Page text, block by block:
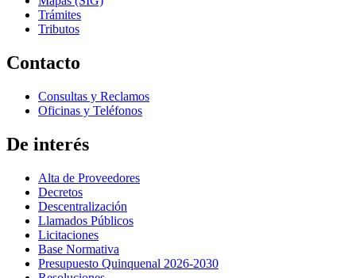
Trámites
Tributos
Contacto
Consultas y Reclamos
Oficinas y Teléfonos
De interés
Alta de Proveedores
Decretos
Descentralización
Llamados Públicos
Licitaciones
Base Normativa
Presupuesto Quinquenal 2026-2030